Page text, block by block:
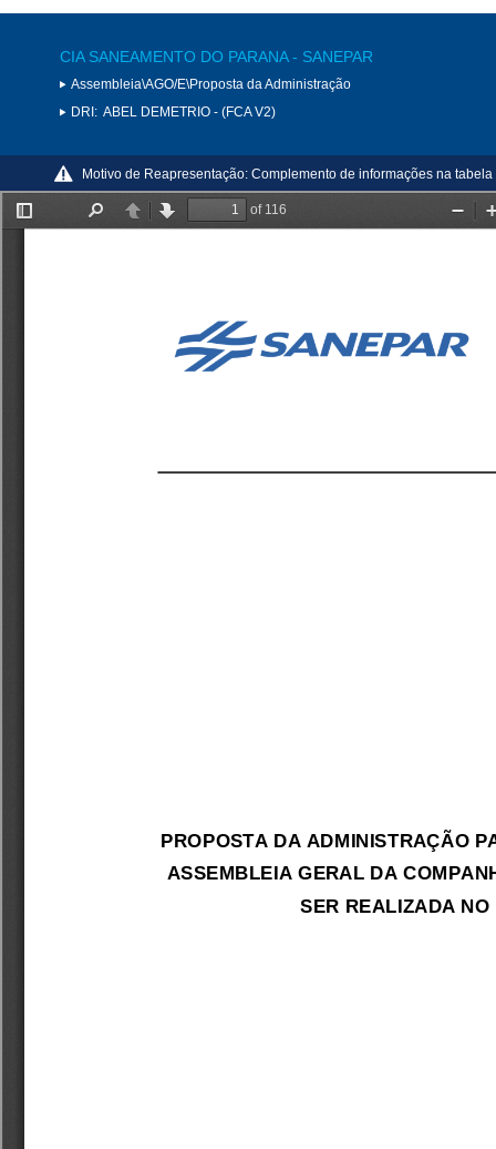
CIA SANEAMENTO DO PARANA - SANEPAR
Assembleia\AGO/E\Proposta da Administração
DRI: ABEL DEMETRIO - (FCA V2)
Motivo de Reapresentação: Complemento de informações na